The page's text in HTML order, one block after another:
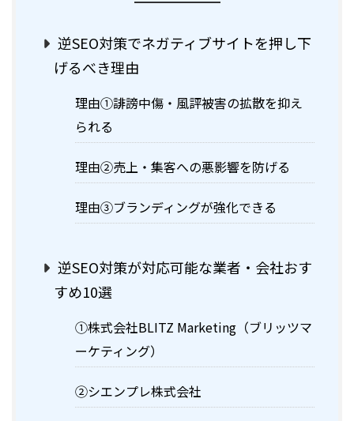
逆SEO対策でネガティブサイトを押し下
げるべき理由
理由①誹謗中傷・風評被害の拡散を抑え
られる
理由②売上・集客への悪影響を防げる
理由③ブランディングが強化できる
逆SEO対策が対応可能な業者・会社おす
すめ10選
①株式会社BLITZ Marketing（ブリッツマ
ーケティング）
②シエンプレ株式会社